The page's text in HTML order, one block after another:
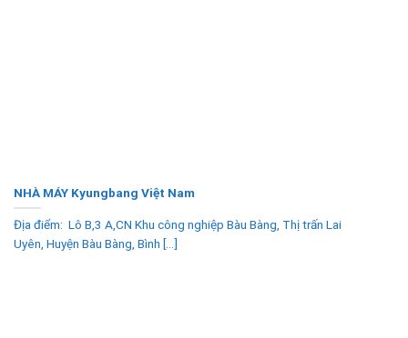
NHÀ MÁY Kyungbang Việt Nam
Địa điểm: Lô B,3 A,CN Khu công nghiệp Bàu Bàng, Thị trấn Lai
Uyên, Huyện Bàu Bàng, Bình [...]